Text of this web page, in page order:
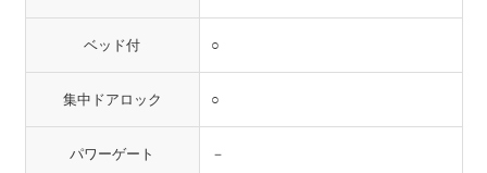
ベッド付 ○
集中ドアロック ○
パワーゲート －